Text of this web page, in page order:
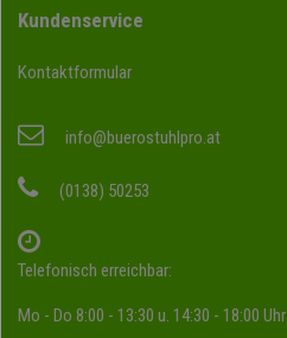
Kundenservice
Kontaktformular
info@buerostuhlpro.at
(0138) 50253
Telefonisch erreichbar:
Mo - Do 8:00 - 13:30 u. 14:30 - 18:00 Uhr